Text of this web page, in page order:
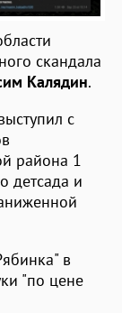
скандала
Калядин.
с
района 1
детсада и
в
"по цене